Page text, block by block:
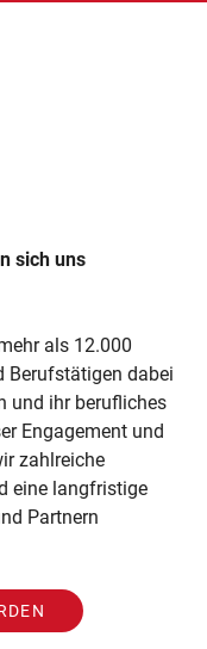
sich uns
als 12.000
Berufstätigen dabei
und ihr berufliches
Engagement und
zahlreiche
eine langfristige
Partnern